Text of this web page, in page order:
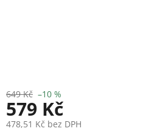
649 Kč –10 %
579 Kč
478,51 Kč bez DPH